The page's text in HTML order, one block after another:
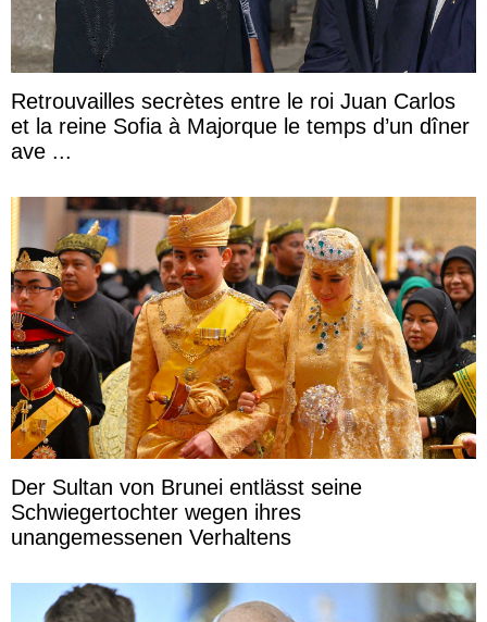
Retrouvailles secrètes entre le roi Juan Carlos
et la reine Sofia à Majorque le temps d’un dîner
ave ...
Der Sultan von Brunei entlässt seine
Schwiegertochter wegen ihres
unangemessenen Verhaltens